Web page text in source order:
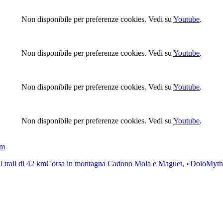
Non disponibile per preferenze cookies. Vedi su Youtube.
Non disponibile per preferenze cookies. Vedi su Youtube.
Non disponibile per preferenze cookies. Vedi su Youtube.
Non disponibile per preferenze cookies. Vedi su Youtube.
trail di 42 kmCorsa in montagna Cadono Moia e Maguet,